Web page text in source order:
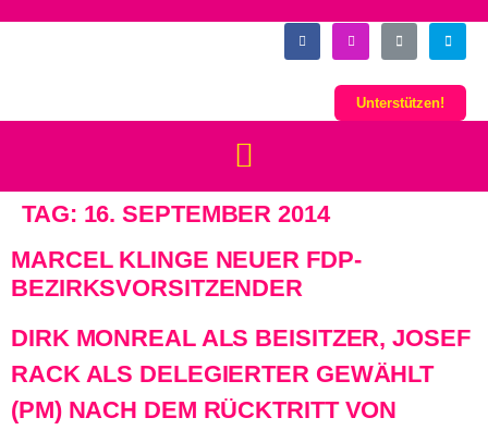
Unterstützen!
TAG: 16. SEPTEMBER 2014
MARCEL KLINGE NEUER FDP-
BEZIRKSVORSITZENDER
DIRK MONREAL ALS BEISITZER, JOSEF
RACK ALS DELEGIERTER GEWÄHLT
(PM) NACH DEM RÜCKTRITT VON